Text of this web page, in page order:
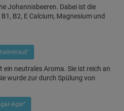
Johannisbeeren. Dabei ist die
B2, E Calcium, Magnesium und
neutrales Aroma. Sie ist reich an
wurde zur durch Spülung von
Agar"